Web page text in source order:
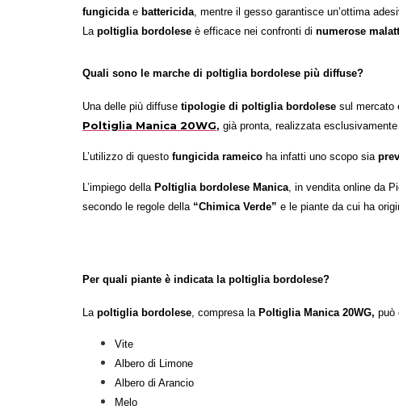
fungicida e battericida, mentre il gesso garantisce un’ottima
La poltiglia bordolese è efficace nei confronti di numerose
Quali sono le marche di poltiglia bordolese più diffuse?
Una delle più diffuse tipologie di poltiglia bordolese sul mercato
Poltiglia Manica 20WG, già pronta, realizzata
L’utilizzo di questo fungicida rameico ha infatti uno scopo sia
L’impiego dellaPoltiglia bordolese Manica, in vendita online da
secondo le regole della “Chimica Verde” e le piante da cui ha
Per quali piante è indicata la poltiglia bordolese?
La poltiglia bordolese, compresa la Poltiglia Manica 20WG, può
Vite
Albero di Limone
Albero di Arancio
Melo